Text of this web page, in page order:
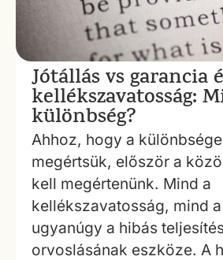
Jótállás vs garancia
kellékszavatosság:
különbség?
Ahhoz, hogy a
megértsük, először a
kell megértenünk. Mind a
kellékszavatosság, mind
ugyanúgy a hibás teljesítés
orvoslásának eszköze. A